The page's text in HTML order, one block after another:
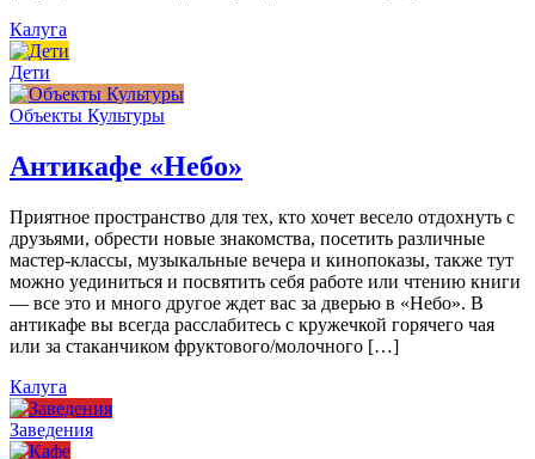
Калуга
Дети
Объекты Культуры
Антикафе «Небо»
Приятное пространство для тех, кто хочет весело отдохнуть с
друзьями, обрести новые знакомства, посетить различные
мастер-классы, музыкальные вечера и кинопоказы, также тут
можно уединиться и посвятить себя работе или чтению книги
— все это и много другое ждет вас за дверью в «Небо». В
антикафе вы всегда расслабитесь с кружечкой горячего чая
или за стаканчиком фруктового/молочного […]
Калуга
Заведения